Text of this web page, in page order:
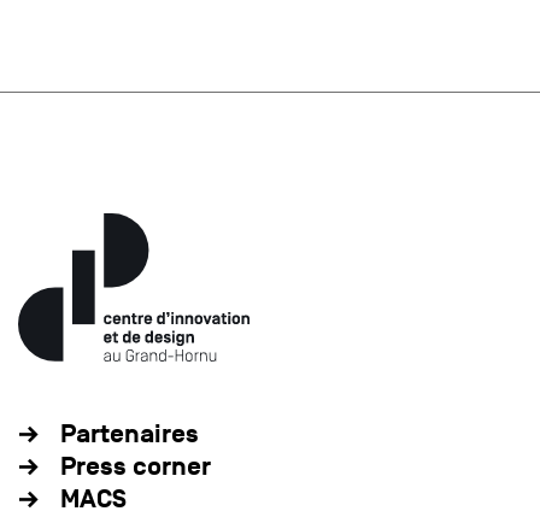
Partenaires
Press corner
MACS